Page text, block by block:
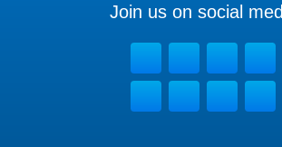
Join us on social